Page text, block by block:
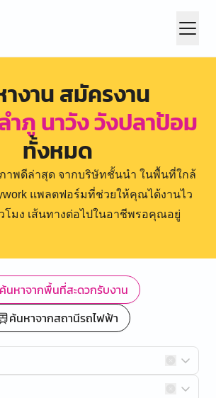
งาน สมัครงาน
ภู นาวัง วังปลาป้อม
ทั้งหมด
าพดีล่าสุด จากบริษัทชั้นนำ ในพื้นที่ใกล้
แพลตฟอร์มที่ช่วยให้คุณได้งานไว
โมง เส้นทางต่อไปในอาชีพรอคุณอยู่
ค้นหาจากพื้นที่สะดวกรับงาน
ค้นหาจากสถานีรถไฟฟ้า